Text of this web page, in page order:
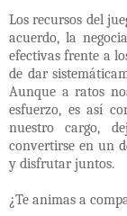
Los recursos del
acuerdo, la
efectivas frente a
de dar
Aunque a ratos
esfuerzo, es así
nuestro cargo,
convertirse en un
y disfrutar juntos.
¿Te animas a